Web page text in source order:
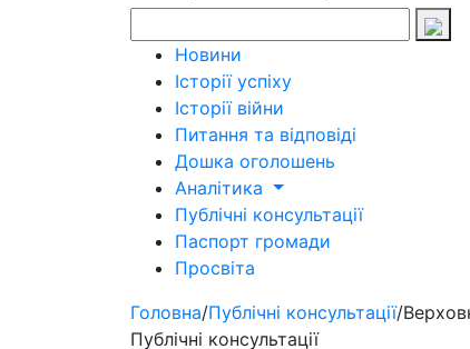
Новини
Історії успіху
Історії війни
Питання та відповіді
Дошка оголошень
Аналітика
Публічні консультації
Паспорт громади
Просвіта
Головна/Публічні консультації/
Публічні консультації